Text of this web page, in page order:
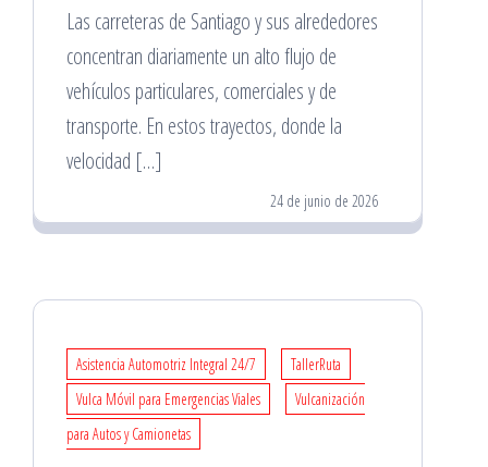
Las carreteras de Santiago y sus alrededores
concentran diariamente un alto flujo de
vehículos particulares, comerciales y de
transporte. En estos trayectos, donde la
velocidad […]
24 de junio de 2026
Asistencia Automotriz Integral 24/7
TallerRuta
Vulca Móvil para Emergencias Viales
Vulcanización
para Autos y Camionetas